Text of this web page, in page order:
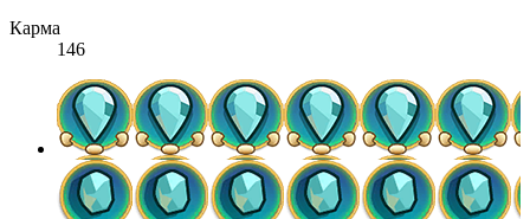
Карма
146